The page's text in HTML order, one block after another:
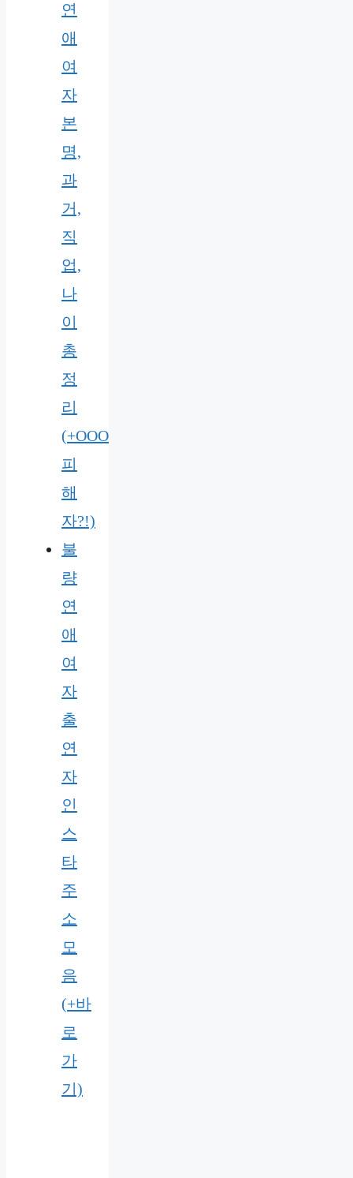
연
애
여
자
본
명,
과
거,
직
업,
나
이
총
정
리
(+OOO
피
해
자?!)
불
량
연
애
여
자
출
연
자
인
스
타
주
소
모
음
(+바
로
가
기)